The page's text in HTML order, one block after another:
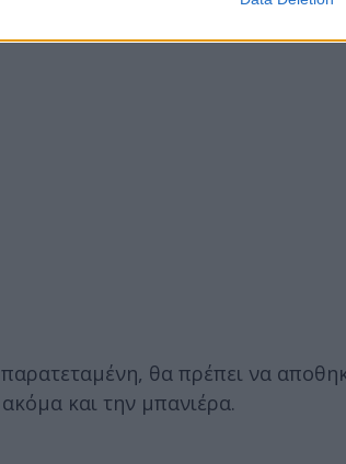
θα πρέπει να
και την μπανιέρα.